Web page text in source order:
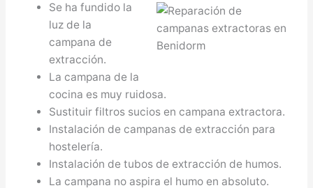
Se ha fundido la
luz de la
campana de
extracción.
La campana de la
cocina es muy ruidosa.
Sustituir filtros sucios en campana extractora.
Instalación de campanas de extracción para
hostelería.
Instalación de tubos de extracción de humos.
La campana no aspira el humo en absoluto.